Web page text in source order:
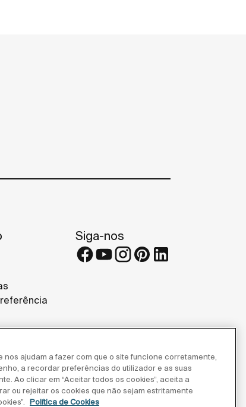
Siga-nos
ajudam a fazer com que o site funcione corretamente,
a recordar preferências do utilizador e as suas
Ao clicar em “Aceitar todos os cookies”, aceita a
ou rejeitar os cookies que não sejam estritamente
Política de Cookies